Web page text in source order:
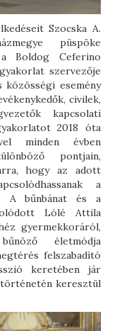
Szocska A.
püspöke
Boldog Ceferino
szervezője
esemény
civilek,
kapcsolati
2018 óta
minden évben
pontjain,
hogy az adott
a
A bűnbánat és a
Lólé Attila
gyermekkoráról,
életmódja
felszabadító
keretében jár
történetén keresztül